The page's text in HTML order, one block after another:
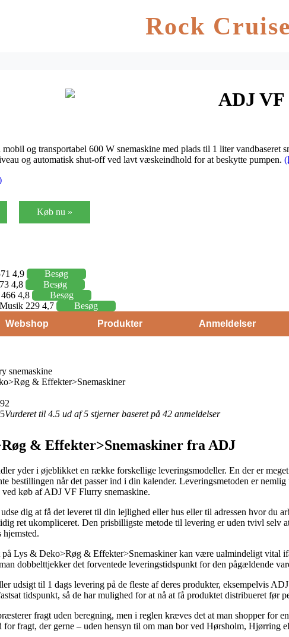
Rock Cruise
ADJ VF
og transportabel 600 W snemaskine med plads til 1 liter vandbaseret
og automatisk shut-off ved lavt væskeindhold for at beskytte pumpen.
Køb nu »
4,9
Besøg
4,8
Besøg
4,8
Besøg
Musik 229 4,7
Besøg
Webshop
Produkter Anmeldelser
snemaskine
& Effekter>Snemaskiner
Vurderet til 4.5 ud af 5 stjerner baseret på 42 anmeldelser
& Effekter>Snemaskiner fra ADJ
yder i øjeblikket en række forskellige leveringsmodeller. En der er
bestillingen når det passer ind i din kalender. Leveringsmetoden er
køb af ADJ VF Flurry snemaskine.
dig at få det leveret til din lejlighed eller hus eller til adressen hvor du
ret ukompliceret. Den prisbilligste metode til levering er uden tvivl selv
Lys & Deko>Røg & Effekter>Snemaskiner kan være ualmindeligt vital
dobbelttjekker det forventede leveringstidspunkt for den pågældende
udsigt til 1 dags levering på de fleste af deres produkter, eksempelvis
tidspunkt, så de har mulighed for at nå at få produktet distribueret før
fragt uden beregning, men i reglen kræves det at man shopper for
for fragt, der gerne – uden hensyn til om man bor ved Hørsholm,